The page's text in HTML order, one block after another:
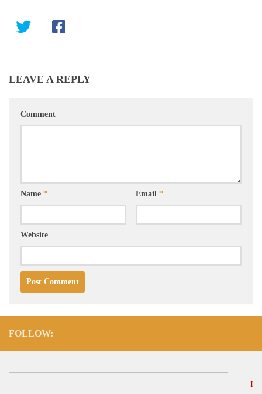
LEAVE A REPLY
Comment
Name * Email *
Website
FOLLOW: